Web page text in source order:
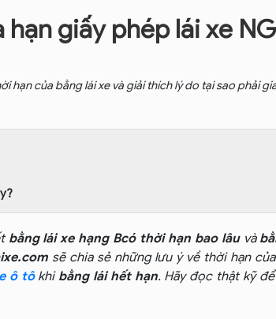
giấy phép lái xe
hạn của bằng lái xe và giải thích lý do tại sao phải
bằng lái xe hạng Bcó thời hạn bao lâuvà
sẽ chia sẻ những lưu ý về thời hạn
ô tô khi bằng lái hết hạn. Hãy đọc thật kỹ